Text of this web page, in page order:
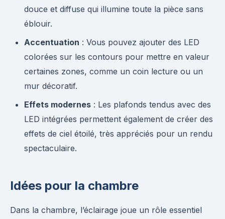
douce et diffuse qui illumine toute la pièce sans
éblouir.
Accentuation : Vous pouvez ajouter des LED
colorées sur les contours pour mettre en valeur
certaines zones, comme un coin lecture ou un
mur décoratif.
Effets modernes : Les plafonds tendus avec des
LED intégrées permettent également de créer des
effets de ciel étoilé, très appréciés pour un rendu
spectaculaire.
Idées pour la chambre
Dans la chambre, l’éclairage joue un rôle essentiel